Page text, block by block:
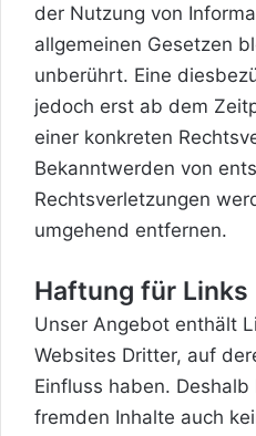
der Nutzung von
allgemeinen Gesetzen
unberührt. Eine
jedoch erst ab dem
einer konkreten
Bekanntwerden von
Rechtsverletzungen
umgehend entfernen.
Haftung für Links
Unser Angebot enthält
Websites Dritter, auf
Einfluss haben.
fremden Inhalte auch